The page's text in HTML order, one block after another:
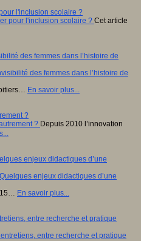
l'inclusion scolaire ?
Cet article
des femmes dans l’histoire de
En savoir plus...
?
Depuis 2010 l’innovation
enjeux didactiques d’une
En savoir plus...
entre recherche et pratique